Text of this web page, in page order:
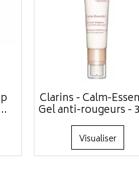
Clarins - Calm-
Gel anti-rougeurs -
Visualiser